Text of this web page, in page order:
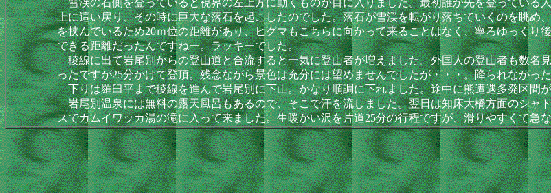
上に這い戻り、その時に巨大な落石を起こしたのでした。落石が雪渓を転がり落ちていくのを眺
を挟んでいるため20ｍ位の距離があり、ヒグマもこちらに向かって来ることはなく、寧ろゆっく
できる距離だったんですねー。ラッキーでした。
稜線に出て岩尾別からの登山道と合流すると一気に登山者が増えました。外国人の登山者も数名
ったですが25分かけて登頂。残念ながら景色は充分には望めませんでしたが・・・。降られなかっ
下りは羅臼平まで稜線を進んで岩尾別に下山。かなり順調に下れました。途中に熊遭遇多発区間
岩尾別温泉には無料の露天風呂もあるので、そこで汗を流しました。翌日は知床大橋方面のシャ
スでカムイワッカ湯の滝に入って来ました。生暖かい沢を片道25分の行程ですが、滑りやすくて急